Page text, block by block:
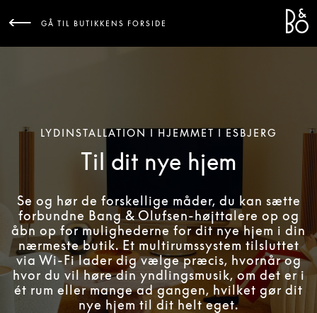
GÅ TIL BUTIKKENS FORSIDE
LYDINSTALLATION I HJEMMET I ESBJERG
Til dit nye hjem
Se og hør de forskellige måder, du kan sætte
forbundne Bang & Olufsen-højttalere op og
åbn op for mulighederne for dit nye hjem i din
nærmeste butik. Et multirumssystem tilsluttet
via Wi-Fi lader dig vælge præcis, hvornår og
hvor du vil høre din yndlingsmusik, om det er i
ét rum eller mange ad gangen, hvilket gør dit
nye hjem til dit helt eget.